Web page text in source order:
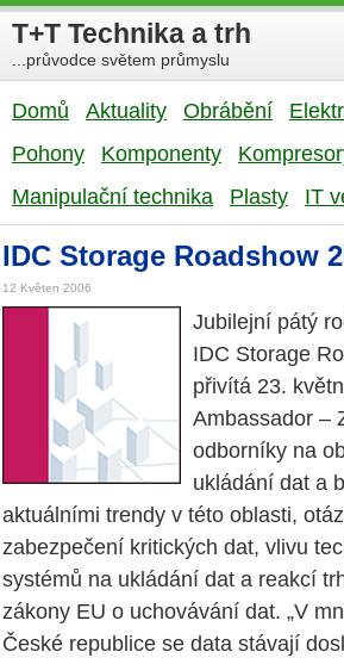
T+T Technika a trh
...průvodce světem průmyslu
Domů Aktuality Obrábění
Pohony
Komponenty
Manipulační technika
Plasty IT
IDC Storage Roadshow
12 Květen 2006
Jubilejní pátý
IDC Storage
přivítá 23.
Ambassador –
odborníky na
ukládání dat a
aktuálními trendy v této oblasti,
zabezpečení kritických dat, vlivu
systémů na ukládání dat a reakcí
zákony EU o uchovávání dat. „V
České republice se data stávají